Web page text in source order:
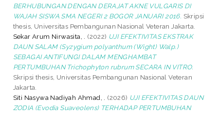
BERHUBUNGAN DENGAN DERAJAT AKNE VULGARIS DI
WAJAH SISWA SMA NEGERI 2 BOGOR JANUARI 2016. Skripsi
thesis, Universitas Pembangunan Nasional Veteran Jakarta.
Sekar Arum Nirwasita, .
(2022) UJI EFEKTIVITAS EKSTRAK
DAUN SALAM (Syzygium polyanthum (Wight) Walp.)
SEBAGAI ANTIFUNGI DALAM MENGHAMBAT
PERTUMBUHAN Trichophyton rubrum SECARA IN VITRO.
Skripsi thesis, Universitas Pembangunan Nasional Veteran
Jakarta.
Siti Nasywa Nadiyah Ahmad, .
(2026) UJI EFEKTIVITAS DAUN
ZODIA (Evodia Suaveolens) TERHADAP PERTUMBUHAN